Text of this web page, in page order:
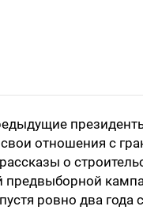
отношения с
о
предвыборной
ровно два года